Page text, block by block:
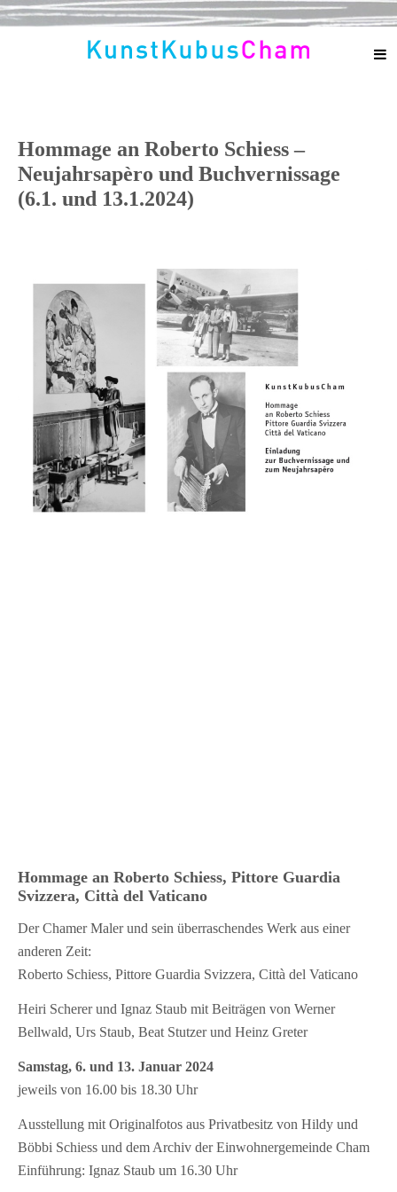
Hommage an Roberto Schiess –
Neujahrsapèro und Buchvernissage
(6.1. und 13.1.2024)
Hommage an Roberto Schiess, Pittore Guardia
Svizzera, Città del Vaticano
Der Chamer Maler und sein überraschendes Werk aus einer
anderen Zeit:
Roberto Schiess, Pittore Guardia Svizzera, Città del Vaticano
Heiri Scherer und Ignaz Staub mit Beiträgen von Werner
Bellwald, Urs Staub, Beat Stutzer und Heinz Greter
Samstag, 6. und 13. Januar 2024
jeweils von 16.00 bis 18.30 Uhr
Ausstellung mit Originalfotos aus Privatbesitz von Hildy und
Böbbi Schiess und dem Archiv der Einwohnergemeinde Cham
Einführung: Ignaz Staub um 16.30 Uhr